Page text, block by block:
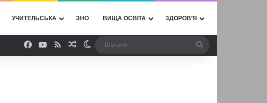
УЧИТЕЛЬСЬКА ЗНО ВИЩА ОСВІТА ЗДОРОВ’Я
Facebook
YouTube
RSSВипадкова стаття
Switch skin